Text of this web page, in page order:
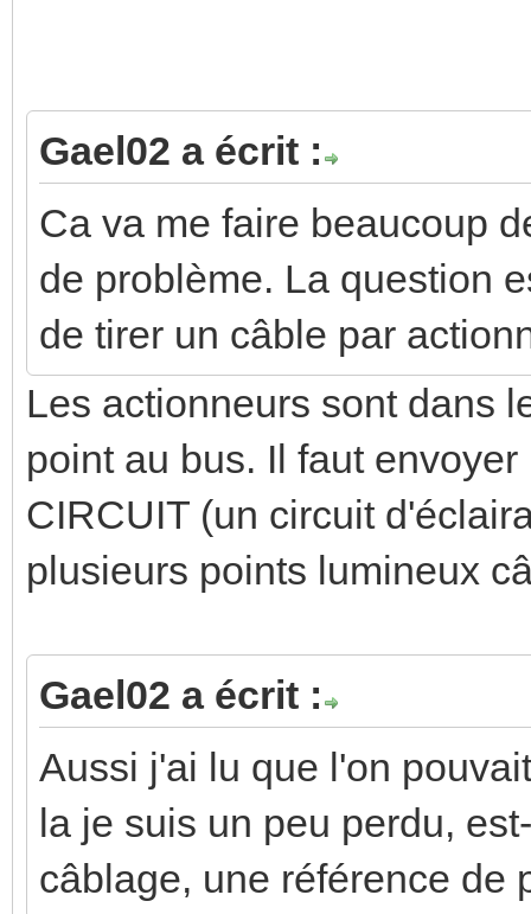
Gael02 a écrit :
Ca va me faire beaucoup
de problème. La question
de tirer un câble par
Les actionneurs sont dans
point au bus. Il faut
CIRCUIT (un circuit
plusieurs points lumineux
Gael02 a écrit :
Aussi j'ai lu que l'on
la je suis un peu perdu,
câblage, une référence de